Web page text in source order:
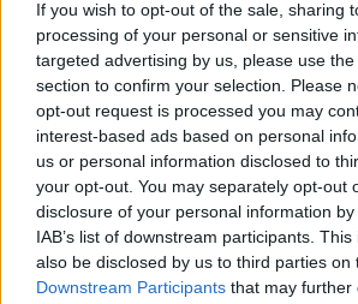
If you wish to opt-out of the sale, sharing
processing of your personal or sensitive
targeted advertising by us, please use
section to confirm your selection. Please
opt-out request is processed you may
interest-based ads based on personal
us or personal information disclosed to
your opt-out. You may separately opt-out
disclosure of your personal information
IAB’s list of downstream participants.
also be disclosed by us to third parties on
Downstream Participants that may further
paquets de cabdells a punt de ser distribuïts
quantitat de diners en efectiu
Afegeix el teu comentari
Aquest dijous al matí s’ha fet una intervenció
Castellar del Vallès i la Unitat d’Investigació de
urbanització de Can Font-Can Avellaneda on s’han
de plantes de marihuana. L’operatiu ha implicat la
nacionalitat sèrbia i també s’han comissat 36
droga a punt de ser distribuïts i una important
La intervenció policial s’ha dut a terme amb motiu
defraudació elèctrica en un domicili del carrer
l’esmentada urbanització, fet que va alertar de la